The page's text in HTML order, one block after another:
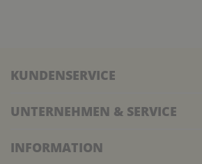
KUNDENSERVICE
UNTERNEHMEN & SERVICE
INFORMATION